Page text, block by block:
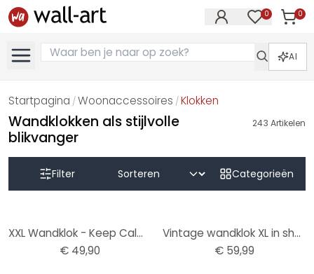
0 0
AI
Startpagina /Woonaccessoires /Klokken
Wandklokken als stijlvolle
blikvanger
243 Artikelen
Filter Categorieën
XXL Wandklok - Keep Calm and Carry On Ø 70 cm
€ 49,90
Vintage wandklok XL in shabby stijl gemaakt van metaal | geruisloos | Ø50 cm
€ 59,99